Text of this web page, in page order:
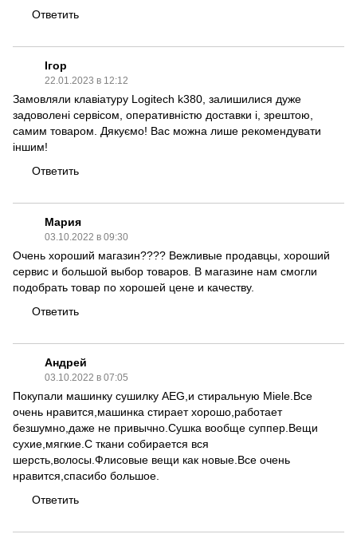
Ответить
Ігор
22.01.2023 в 12:12
Замовляли клавіатуру Logitech k380, залишилися дуже
задоволені сервісом, оперативністю доставки і, зрештою,
самим товаром. Дякуємо! Вас можна лише рекомендувати
іншим!
Ответить
Мария
03.10.2022 в 09:30
Очень хороший магазин???? Вежливые продавцы, хороший
сервис и большой выбор товаров. В магазине нам смогли
подобрать товар по хорошей цене и качеству.
Ответить
Андрей
03.10.2022 в 07:05
Покупали машинку сушилку AEG,и стиральную Miele.Все
очень нравится,машинка стирает хорошо,работает
безшумно,даже не привычно.Сушка вообще суппер.Вещи
сухие,мягкие.С ткани собирается вся
шерсть,волосы.Флисовые вещи как новые.Все очень
нравится,спасибо большое.
Ответить